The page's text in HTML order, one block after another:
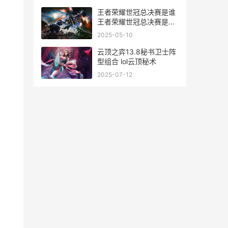
王者荣耀世冠总决赛是谁
王者荣耀世冠总决赛是谁
参加
2025-05-10
云顶之弈13.8秘书卫士阵
型组合 lol云顶秘术
2025-07-12